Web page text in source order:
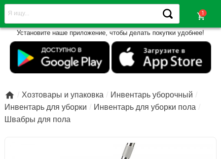
shopping_cart
Установите наше приложение, чтобы делать покупки удобнее!
 Хозтовары и упаковка
Инвентарь уборочный
Инвентарь для уборки
Инвентарь для уборки пола
Швабры для пола